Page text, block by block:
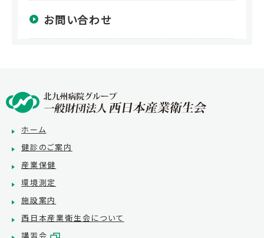
お問い合わせ
ホーム
健診のご案内
産業保健
環境測定
施設案内
西日本産業衛生会について
講習会